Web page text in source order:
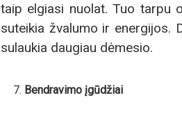
taip elgiasi nuolat. Tuo tarpu
suteikia žvalumo ir energijos.
sulaukia daugiau dėmesio.
Bendravimo įgūdžiai